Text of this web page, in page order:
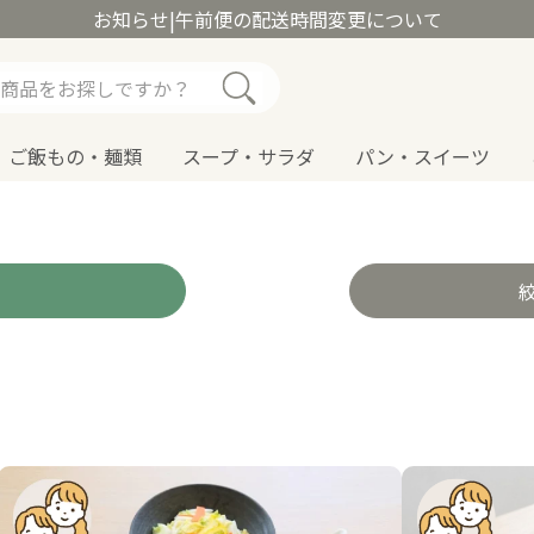
お知らせ|午前便の配送時間変更について
ご飯もの・麺類 スープ・サラダ パン・スイーツ